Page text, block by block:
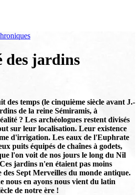
jardins
des temps (le cinquième siècle avant J.-
de la reine Sémiramis, à
? Les archéologues restent divisés
sur leur localisation. Leur existence
d'irrigation. Les eaux de l'Euphrate
puits équipés de chaînes à godets,
l'on voit de nos jours le long du Nil
jardins n'en étaient pas moins
des Sept Merveilles du monde antique.
nous en ayons nous vient du latin
de notre ère !